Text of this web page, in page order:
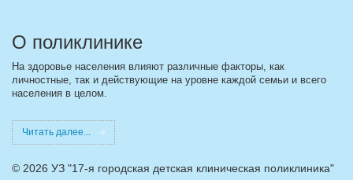
О поликлинике
На здоровье населения влияют различные факторы, как
личностные, так и действующие на уровне каждой семьи и всего
населения в целом.
Читать далее...
© 2026 УЗ "17-я городская детская клиническая поликлиника"